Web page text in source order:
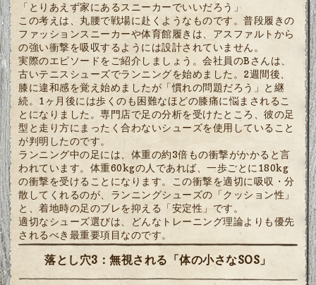
「とりあえず家にあるスニーカーでいいだろう」
この考えは、丸腰で戦場に赴くようなものです。普段履きの
ファッションスニーカーや体育館履きは、アスファルトから
の強い衝撃を吸収するようには設計されていません。
実際のエピソードをご紹介しましょう。会社員のBさんは、
古いテニスシューズでランニングを始めました。2週間後、
膝に違和感を覚え始めましたが「慣れの問題だろう」と継
続。1ヶ月後には歩くのも困難なほどの膝痛に悩まされるこ
とになりました。専門店で足の分析を受けたところ、彼の足
型と走り方にまったく合わないシューズを使用していること
が判明したのです。
ランニング中の足には、体重の約3倍もの衝撃がかかると言
われています。体重60kgの人であれば、一歩ごとに180kg
の衝撃を受けることになります。この衝撃を適切に吸収・分
散してくれるのが、ランニングシューズの「クッション性」
と、着地時の足のブレを抑える「安定性」です。
適切なシューズ選びは、どんなトレーニング理論よりも優先
されるべき最重要項目なのです。
落とし穴3：無視される「体の小さなSOS」